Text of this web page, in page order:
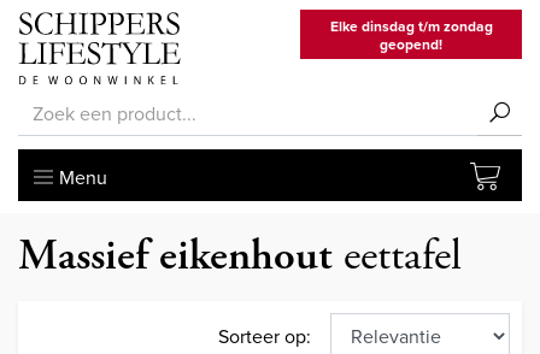
Elke dinsdag t/m zondag
geopend!
Menu
Massief eikenhout eettafel
Sorteer op: